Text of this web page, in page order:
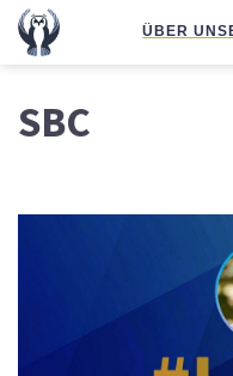
ÜBER UNS
SBC